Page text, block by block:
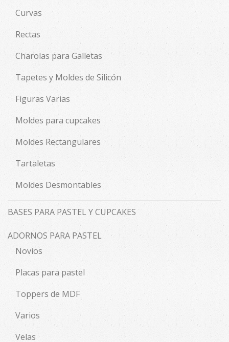
Curvas
Rectas
Charolas para Galletas
Tapetes y Moldes de Silicón
Figuras Varias
Moldes para cupcakes
Moldes Rectangulares
Tartaletas
Moldes Desmontables
BASES PARA PASTEL Y CUPCAKES
ADORNOS PARA PASTEL
Novios
Placas para pastel
Toppers de MDF
Varios
Velas